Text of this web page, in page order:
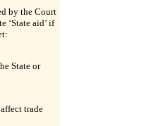
by the Court
‘State aid’ if
State or
trade